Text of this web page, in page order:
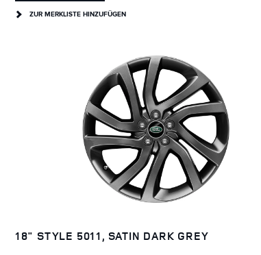
ZUR MERKLISTE HINZUFÜGEN
18" STYLE 5011, SATIN DARK GREY